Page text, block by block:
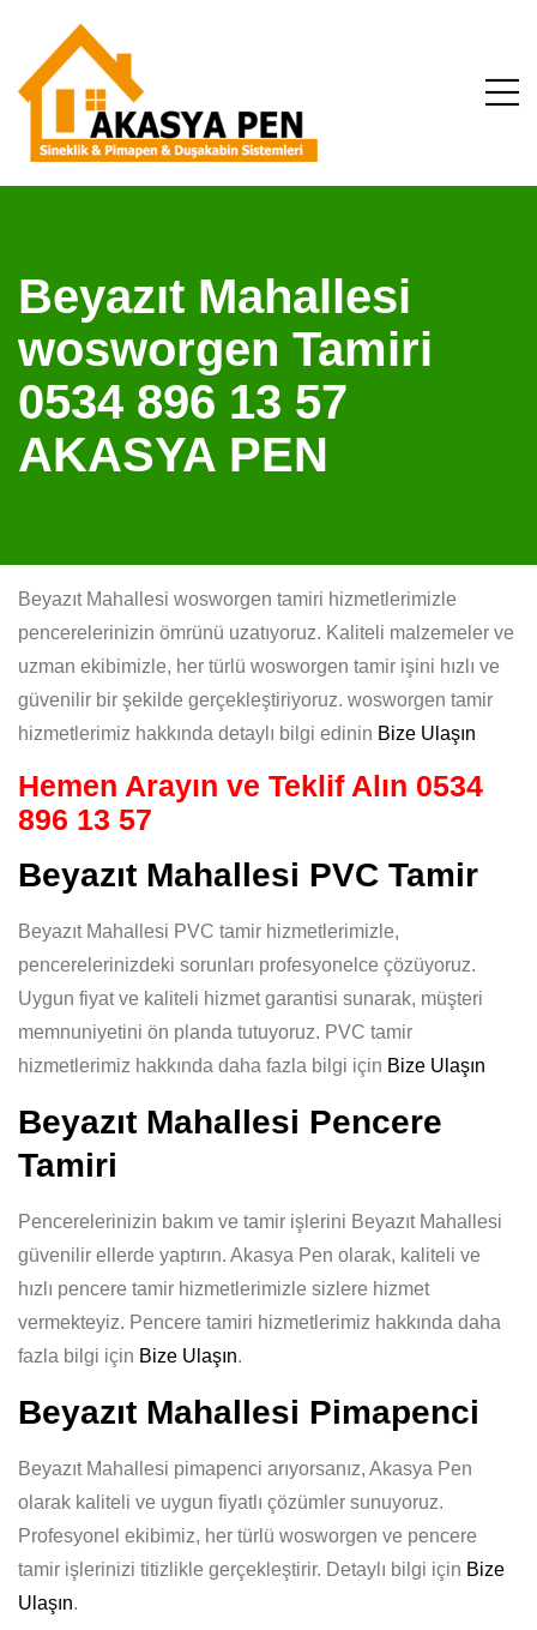
Beyazıt Mahallesi
wosworgen Tamiri
0534 896 13 57
AKASYA PEN
Beyazıt Mahallesi wosworgen tamiri hizmetlerimizle
pencerelerinizin ömrünü uzatıyoruz. Kaliteli malzemeler ve
uzman ekibimizle, her türlü wosworgen tamir işini hızlı ve
güvenilir bir şekilde gerçekleştiriyoruz. wosworgen tamir
hizmetlerimiz hakkında detaylı bilgi edinin Bize Ulaşın
Hemen Arayın ve Teklif Alın 0534
896 13 57
Beyazıt Mahallesi PVC Tamir
Beyazıt Mahallesi PVC tamir hizmetlerimizle,
pencerelerinizdeki sorunları profesyonelce çözüyoruz.
Uygun fiyat ve kaliteli hizmet garantisi sunarak, müşteri
memnuniyetini ön planda tutuyoruz. PVC tamir
hizmetlerimiz hakkında daha fazla bilgi için Bize Ulaşın
Beyazıt Mahallesi Pencere
Tamiri
Pencerelerinizin bakım ve tamir işlerini Beyazıt Mahallesi
güvenilir ellerde yaptırın. Akasya Pen olarak, kaliteli ve
hızlı pencere tamir hizmetlerimizle sizlere hizmet
vermekteyiz. Pencere tamiri hizmetlerimiz hakkında daha
fazla bilgi için Bize Ulaşın.
Beyazıt Mahallesi Pimapenci
Beyazıt Mahallesi pimapenci arıyorsanız, Akasya Pen
olarak kaliteli ve uygun fiyatlı çözümler sunuyoruz.
Profesyonel ekibimiz, her türlü wosworgen ve pencere
tamir işlerinizi titizlikle gerçekleştirir. Detaylı bilgi için Bize
Ulaşın.